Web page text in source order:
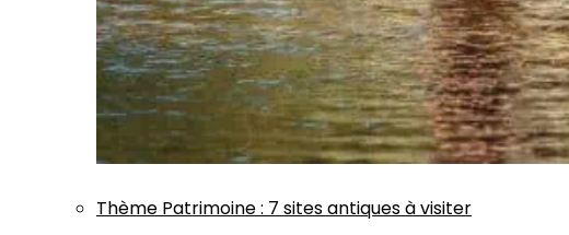
Thème Patrimoine: 7 sites antiques à visiter